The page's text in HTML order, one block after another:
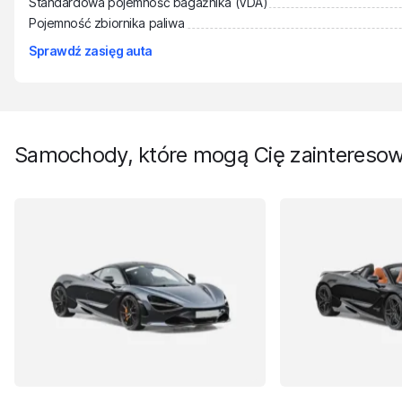
Pojemność zbiornika paliwa
Sprawdź zasięg auta
Samochody, które mogą Cię